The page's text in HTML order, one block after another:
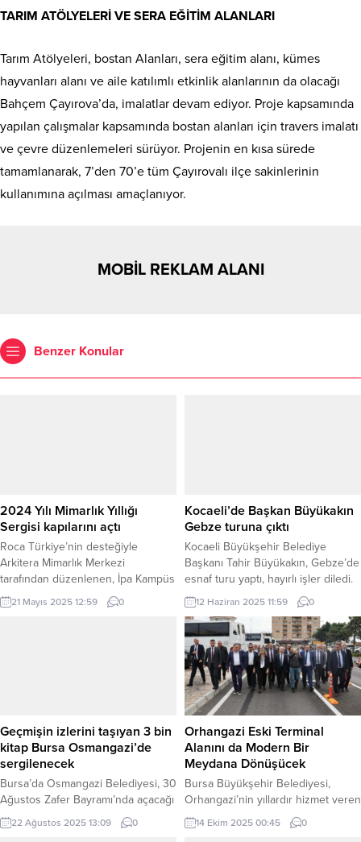
TARIM ATÖLYELERİ VE SERA EĞİTİM ALANLARI
Tarım Atölyeleri, bostan Alanları, sera eğitim alanı, kümes
hayvanları alanı ve aile katılımlı etkinlik alanlarının da olacağı
Bahçem Çayırova’da, imalatlar devam ediyor. Proje kapsamında
yapılan çalışmalar kapsamında bostan alanları için travers imalatı
ve çevre düzenlemeleri sürüyor. Projenin en kısa sürede
tamamlanarak, 7’den 70’e tüm Çayırovalı ilçe sakinlerinin
kullanımına açılması amaçlanıyor.
MOBİL REKLAM ALANI
Benzer Konular
2024 Yılı Mimarlık Yıllığı
Sergisi kapılarını açtı
Roca Türkiye’nin desteğiyle
Arkitera Mimarlık Merkezi
tarafından düzenlenen, İpa Kampüs
Florya ev sahipliğinde gerçekleşen
Türkiye Mimarlık Yıllığı 2024
bu yıl beşinci kez hayata geçirilen
Türkiye Mimarlık...
21 Mayıs 2025 12:59 0
Kocaeli’de Başkan Büyükakın
Gebze turuna çıktı
Kocaeli Büyükşehir Belediye
Başkanı Tahir Büyükakın, Gebze’de
esnaf turu yaptı, hayırlı işler diledi.
KOCAELİ (İGFA) – Kocaeli
Büyükşehir Belediye Başkanı Tahir
Büyükakın, Gebze’deydi. Her hafta
Gebze ziyaretlerini aksatmadan
sürdüren Başkan Büyükakın,
özellikle esnaf ve vatandaş
buluşmalarına büyük önem veriyor.
Çoğunlukla çarşıda esnafı iş
yerinde ziyaret edip, hayırlı işler
dilerken, bu...
12 Haziran 2025 11:59 0
Geçmişin izlerini taşıyan 3 bin
kitap Bursa Osmangazi’de
sergilenecek
Bursa’da Osmangazi Belediyesi, 30
Ağustos Zafer Bayramı’nda açacağı
Zamansız Kitaplar Müzesi’yle
geçmişin izlerini taşıyan 3 bin kitabı
22 Ağustos 2025 13:09 0
Orhangazi Eski Terminal
Alanını da Modern Bir
Meydana Dönüşücek
Bursa Büyükşehir Belediyesi,
Orhangazi’nin yıllardır hizmet veren
eski terminal alanını modern bir
meydana dönüştürerek ilçeye yeni
14 Ekim 2025 00:45 0